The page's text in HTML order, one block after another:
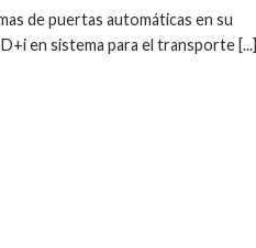
de puertas automáticas en su
en sistema para el transporte [...]